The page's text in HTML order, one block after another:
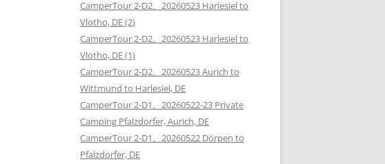
CamperTour 2-D2。20260523 Harlesiel to
Vlotho, DE (2)
CamperTour 2-D2。20260523 Harlesiel to
Vlotho, DE (1)
CamperTour 2-D2。20260523 Aurich to
Wittmund to Harlesiel, DE
CamperTour 2-D1。20260522-23 Private
Camping Pfalzdorfer, Aurich, DE
CamperTour 2-D1。20260522 Dörpen to
Pfalzdorfer, DE